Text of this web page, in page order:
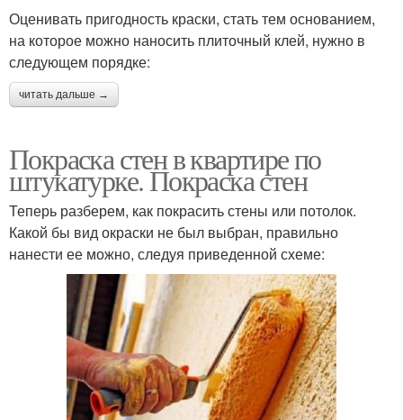
Оценивать пригодность краски, стать тем основанием,
на которое можно наносить плиточный клей, нужно в
следующем порядке:
читать дальше →
Покраска стен в квартире по
штукатурке. Покраска стен
Теперь разберем, как покрасить стены или потолок.
Какой бы вид окраски не был выбран, правильно
нанести ее можно, следуя приведенной схеме: